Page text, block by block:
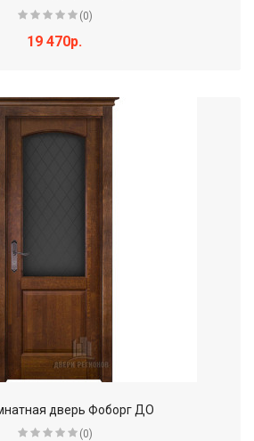
(0)
19 470р.
дверь Фоборг ДО
(0)